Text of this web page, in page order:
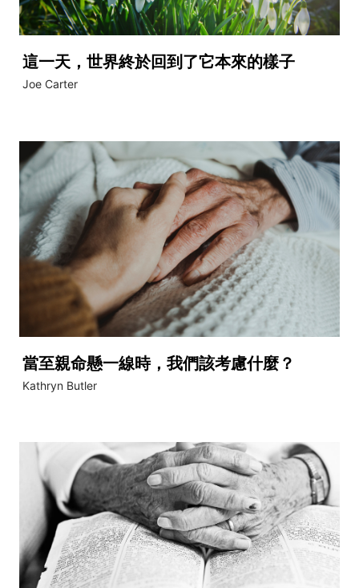
這一天，世界終於回到了它本來的樣子
Joe Carter
當至親命懸一線時，我們該考慮什麼？
Kathryn Butler